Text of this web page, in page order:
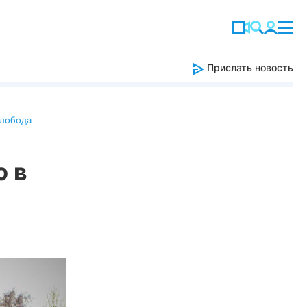
Прислать новость
в